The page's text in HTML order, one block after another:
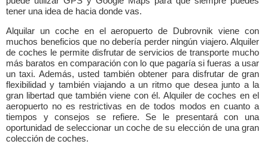
tener una idea de hacia donde vas.
Alquilar un coche en el aeropuerto de Dubrovnik viene con
muchos beneficios que no debería perder ningún viajero. Alquiler
de coches le permite disfrutar de servicios de transporte mucho
más baratos en comparación con lo que pagaría si fueras a usar
un taxi. Además, usted también obtener para disfrutar de gran
flexibilidad y también viajando a un ritmo que desea junto a la
gran libertad que también viene con él. Alquiler de coches en el
aeropuerto no es restrictivas en de todos modos en cuanto a
tiempos y consejos se refiere. Se le presentará con una
oportunidad de seleccionar un coche de su elección de una gran
colección de coches.